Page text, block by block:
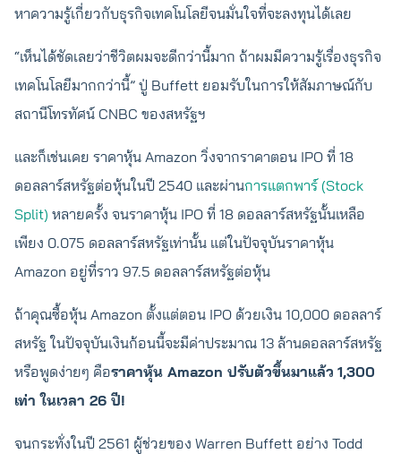
หาความรู้เกี่ยวกับธุรกิจเทคโนโลยีจนมั่นใจที่จะลงทุนได้เลย
“เห็นได้ชัดเลยว่าชีวิตผมจะดีกว่านี้มาก ถ้าผมมีความรู้เรื่องธุรกิจ
เทคโนโลยีมากกว่านี้” ปู่ Buffett ยอมรับในการให้สัมภาษณ์กับ
สถานีโทรทัศน์ CNBC ของสหรัฐฯ
และก็เช่นเคย ราคาหุ้น Amazon วิ่งจากราคาตอน IPO ที่ 18
ดอลลาร์สหรัฐต่อหุ้นในปี 2540 และผ่านการแตกพาร์ (Stock
Split) หลายครั้ง จนราคาหุ้น IPO ที่ 18 ดอลลาร์สหรัฐนั้นเหลือ
เพียง 0.075 ดอลลาร์สหรัฐเท่านั้น แต่ในปัจจุบันราคาหุ้น
Amazon อยู่ที่ราว 97.5 ดอลลาร์สหรัฐต่อหุ้น
ถ้าคุณซื้อหุ้น Amazon ตั้งแต่ตอน IPO ด้วยเงิน 10,000 ดอลลาร์
สหรัฐ ในปัจจุบันเงินก้อนนี้จะมีค่าประมาณ 13 ล้านดอลลาร์สหรัฐ
หรือพูดง่ายๆ คือราคาหุ้น Amazon ปรับตัวขึ้นมาแล้ว 1,300
เท่า ในเวลา 26 ปี!
จนกระทั่งในปี 2561 ผู้ช่วยของ Warren Buffett อย่าง Todd